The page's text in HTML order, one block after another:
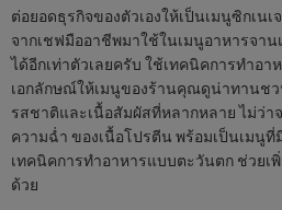
ต่อยอดธุรกิจของตัวเองให้เป็นเมนูซิกเน
จากเชฟมืออาชีพมาใช้ในเมนูอาหารจาน
ได้อีกเท่าตัวเลยครับ ใช้เทคนิคการทำอา
เอกลักษณ์ให้เมนูของร้านคุณดูน่าทานชว
รสชาติและเนื้อสัมผัสที่หลากหลาย ไม่ว่า
ความฉ่ำ ของเนื้อโปรตีน พร้อมเป็นเมนูที่
เทคนิคการทำอาหารแบบตะวันตก ช่วยเ
ด้วย